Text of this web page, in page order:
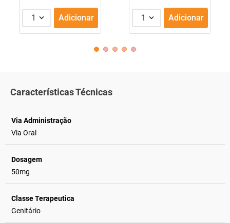
1 Adicionar 1 Adicionar
Características Técnicas
Via Administração
Via Oral
Dosagem
50mg
Classe Terapeutica
Genitário